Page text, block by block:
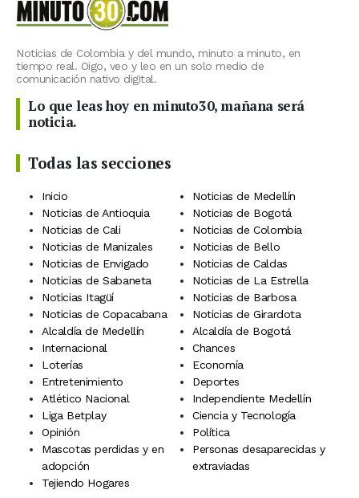
Noticias de Colombia y del mundo, minuto a minuto, en
tiempo real. Oigo, veo y leo en un solo medio de
comunicación nativo digital.
Lo que leas hoy en minuto30, mañana será
noticia.
Todas las secciones
Inicio
Noticias de Medellín
Noticias de Antioquia
Noticias de Bogotá
Noticias de Cali
Noticias de Colombia
Noticias de Manizales
Noticias de Bello
Noticias de Envigado
Noticias de Caldas
Noticias de Sabaneta
Noticias de La Estrella
Noticias Itagüí
Noticias de Barbosa
Noticias de Copacabana
Noticias de Girardota
Alcaldía de Medellín
Alcaldía de Bogotá
Internacional
Chances
Loterías
Economía
Entretenimiento
Deportes
Atlético Nacional
Independiente Medellín
Liga Betplay
Ciencia y Tecnología
Opinión
Política
Mascotas perdidas y en
adopción
Personas desaparecidas y
extraviadas
Tejiendo Hogares